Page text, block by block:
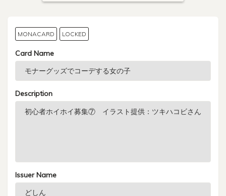
MONACARD LOCKED
Card Name
Description
Issuer Name